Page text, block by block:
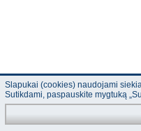
Slapukai (cookies) naudojami
Sutikdami, paspauskite mygtuką